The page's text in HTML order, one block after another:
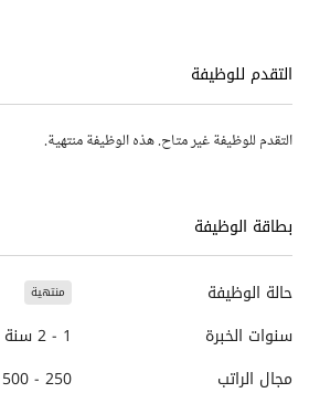
التقدم للوظيفة
التقدم للوظيفة غير متاح. هذه الوظيفة منتهية.
بطاقة الوظيفة
حالة الوظيفة منتهية
سنوات الخبرة
1 - 2 سنة
مجال الراتب
250 - 500 دولار